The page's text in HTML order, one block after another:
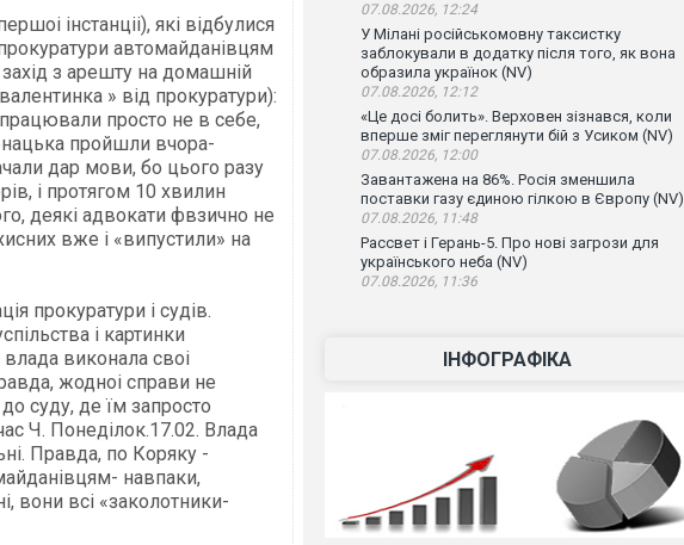
інстанціі), які відбулися
автомайданівцям
з арешту на домашній
» від прокуратури):
просто не в себе,
пройшли вчора-
дар мови, бо цього разу
і протягом 10 хвилин
деякі адвокати фвзично не
вже і «випустили» на
прокуратури і судів.
і картинки
виконала своі
жодноі справи не
суду, де їм запросто
Ч. Понеділок.17.02. Влада
Правда, по Коряку -
навпаки,
вони всі «заколотники-
07.08.2026, 12:24
У Мілані російськомовну таксистку
заблокували в додатку після того, як вона
образила українок (NV)
07.08.2026, 12:12
«Це досі болить». Верховен зізнався, коли
вперше зміг переглянути бій з Усиком (NV)
07.08.2026, 12:00
Завантажена на 86%. Росія зменшила
поставки газу єдиною гілкою в Європу (NV)
07.08.2026, 11:48
Рассвет і Герань-5. Про нові загрози для
українського неба (NV)
07.08.2026, 11:36
ІНФОГРАФІКА